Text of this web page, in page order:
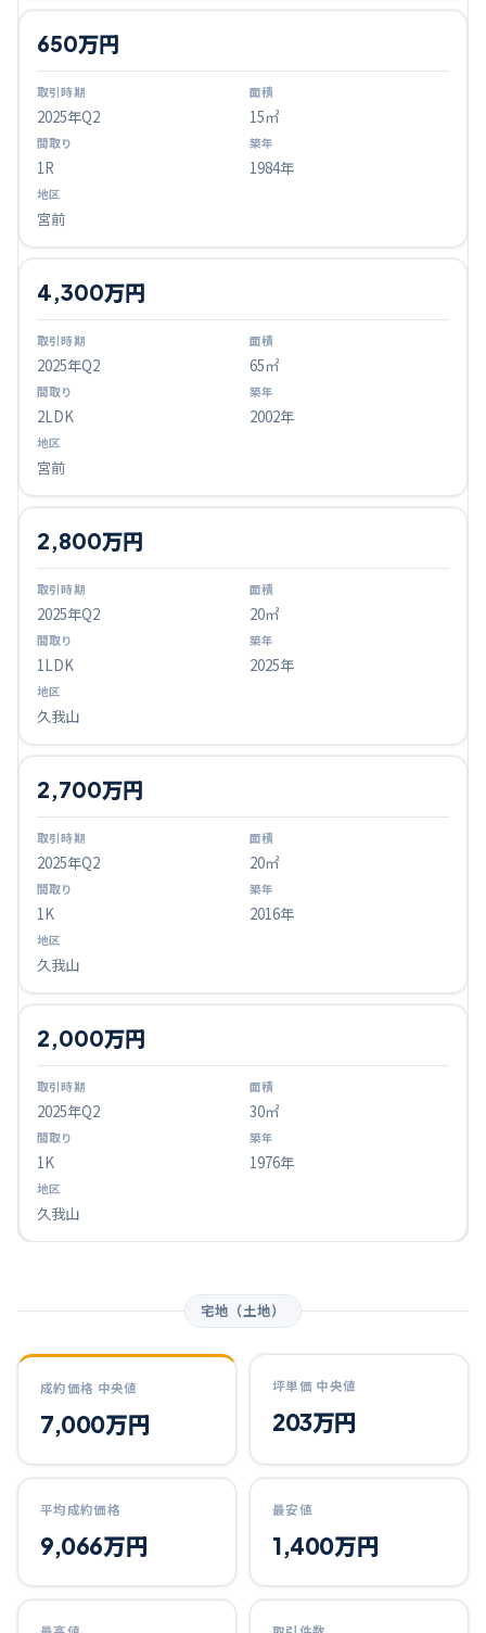
2025年Q2
650万円
15㎡
1R 1984年
宮前
2025年Q2
4,300万円
65㎡
2LDK 2002年
宮前
2025年Q2
2,800万円
20㎡
1LDK 2025年
久我山
2025年Q2
2,700万円
20㎡
1K 2016年
久我山
2025年Q2
2,000万円
30㎡
1K 1976年
久我山
宅地（土地）
成約価格 中央値
7,000万円
坪単価 中央値
203万円
平均成約価格
9,066万円
最安値
1,400万円